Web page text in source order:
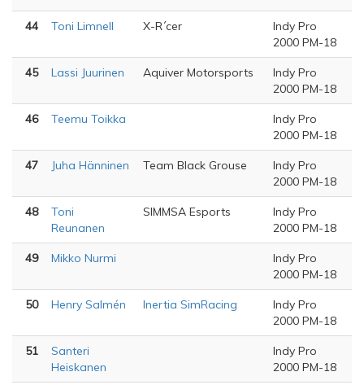
44 Toni Limnell X-R´cer
Indy Pro
2000 PM-18
45 Lassi Juurinen Aquiver Motorsports
Indy Pro
2000 PM-18
46 Teemu Toikka
Indy Pro
2000 PM-18
47 Juha Hänninen Team Black Grouse
Indy Pro
2000 PM-18
48
Toni
Reunanen
SIMMSA Esports
Indy Pro
2000 PM-18
49 Mikko Nurmi
Indy Pro
2000 PM-18
50 Henry Salmén Inertia SimRacing
Indy Pro
2000 PM-18
51
Santeri
Heiskanen
Indy Pro
2000 PM-18